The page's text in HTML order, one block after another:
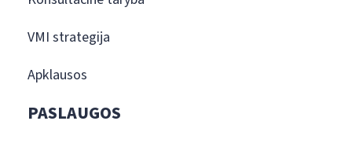
VMI strategija
Apklausos
PASLAUGOS